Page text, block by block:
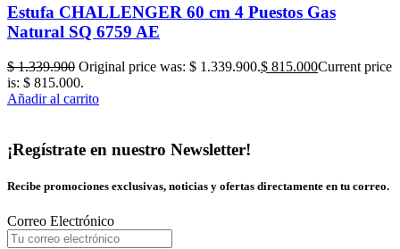
Estufa CHALLENGER 60 cm 4 Puestos Gas
Natural SQ 6759 AE
$1.339.900 Original price was: $ 1.339.900.$ 815.000Current price
is: $ 815.000.
Añadir al carrito
¡Regístrate en nuestro Newsletter!
Recibe promociones exclusivas, noticias y ofertas directamente en tu correo.
Correo Electrónico